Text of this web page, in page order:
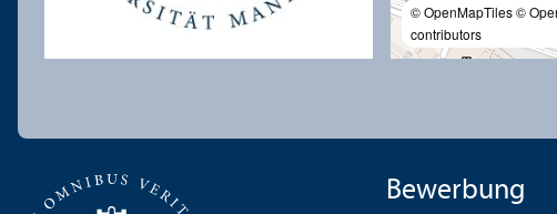
© OpenMapTiles©
contributors
Bewerbung